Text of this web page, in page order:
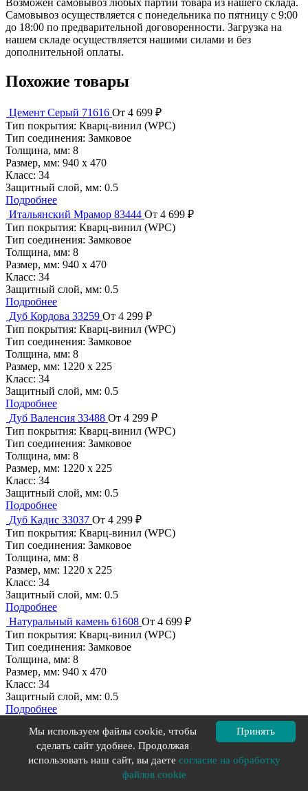
Самовывоз осуществляется с понедельника по пятницу с 9:00
до 18:00 по предварительной договоренности. Загрузка на
нашем складе осуществляется нашими силами и без
дополнительной оплаты.
Похожие товары
Цемент Серый 71616 От 4 699 ₽
Тип покрытия: Кварц-винил (WPC)
Тип соединения: Замковое
Толщина, мм: 8
Размер, мм: 940 х 470
Класс: 34
Защитный слой, мм: 0.5
Подробнее
Итальянский Мрамор 83444 От 4 699 ₽
Тип покрытия: Кварц-винил (WPC)
Тип соединения: Замковое
Толщина, мм: 8
Размер, мм: 940 х 470
Класс: 34
Защитный слой, мм: 0.5
Подробнее
Дуб Кордова 33259 От 4 299 ₽
Тип покрытия: Кварц-винил (WPC)
Тип соединения: Замковое
Толщина, мм: 8
Размер, мм: 1220 х 225
Класс: 34
Защитный слой, мм: 0.5
Подробнее
Дуб Валенсия 33488 От 4 299 ₽
Тип покрытия: Кварц-винил (WPC)
Тип соединения: Замковое
Толщина, мм: 8
Размер, мм: 1220 х 225
Класс: 34
Защитный слой, мм: 0.5
Подробнее
Дуб Кадис 33037 От 4 299 ₽
Тип покрытия: Кварц-винил (WPC)
Тип соединения: Замковое
Толщина, мм: 8
Размер, мм: 1220 х 225
Класс: 34
Защитный слой, мм: 0.5
Подробнее
Натуральный камень 61608 От 4 699 ₽
Тип покрытия: Кварц-винил (WPC)
Тип соединения: Замковое
Толщина, мм: 8
Размер, мм: 940 х 470
Класс: 34
Защитный слой, мм: 0.5
Подробнее
Тип покрытия: Кварц-винил (WPC)
Тип соединения: Замковое
Толщина, мм: 8
Принять
Мы используем файлы cookie, чтобы
сделать сайт удобнее. Продолжая
использовать наш сайт, вы даете согласие на обработку
файлов cookie